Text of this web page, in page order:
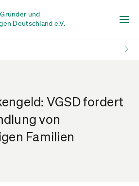
und
Deutschland e.V.
VGSD fordert
von
Familien